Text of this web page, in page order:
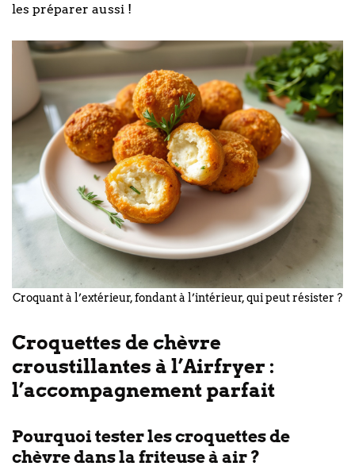
les préparer aussi !
Croquant à l’extérieur, fondant à l’intérieur, qui peut résister ?
Croquettes de chèvre
croustillantes à l’Airfryer :
l’accompagnement parfait
Pourquoi tester les croquettes de
chèvre dans la friteuse à air ?